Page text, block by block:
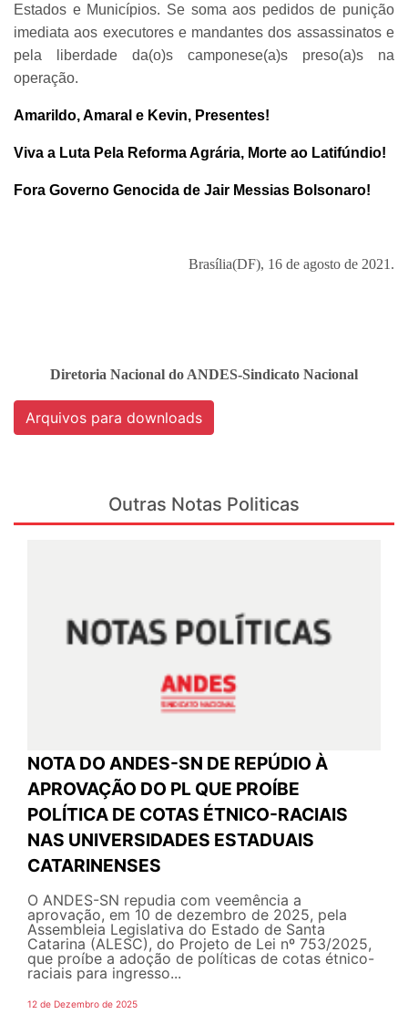
Estados e Municípios. Se soma aos pedidos de punição
imediata aos executores e mandantes dos assassinatos e
pela liberdade da(o)s camponese(a)s preso(a)s na
operação.
Amarildo, Amaral e Kevin, Presentes!
Viva a Luta Pela Reforma Agrária, Morte ao Latifúndio!
Fora Governo Genocida de Jair Messias Bolsonaro!
Brasília(DF), 16 de agosto de 2021.
Diretoria Nacional do ANDES-Sindicato Nacional
Arquivos para downloads
Outras Notas Politicas
NOTA DO ANDES-SN DE REPÚDIO À
APROVAÇÃO DO PL QUE PROÍBE
POLÍTICA DE COTAS ÉTNICO-RACIAIS
NAS UNIVERSIDADES ESTADUAIS
CATARINENSES
O ANDES-SN repudia com veemência a
aprovação, em 10 de dezembro de 2025, pela
Assembleia Legislativa do Estado de Santa
Catarina (ALESC), do Projeto de Lei nº 753/2025,
que proíbe a adoção de políticas de cotas étnico-
raciais para ingresso...
12 de Dezembro de 2025